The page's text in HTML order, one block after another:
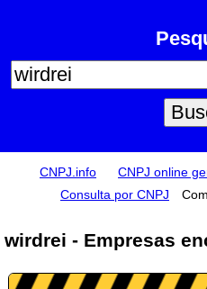
CNPJ.info CNPJ online
Consulta por CNPJ
wirdrei - Empresas